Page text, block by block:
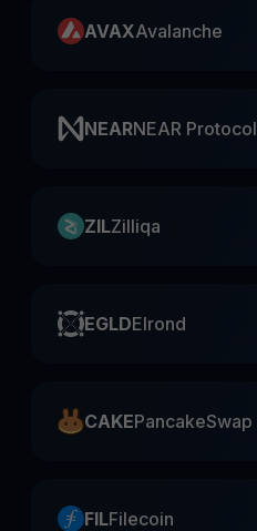
AVAXAvalanche
NEARNEAR Protocol
ZILZilliqa
EGLDElrond
CAKEPancakeSwap
FILFilecoin